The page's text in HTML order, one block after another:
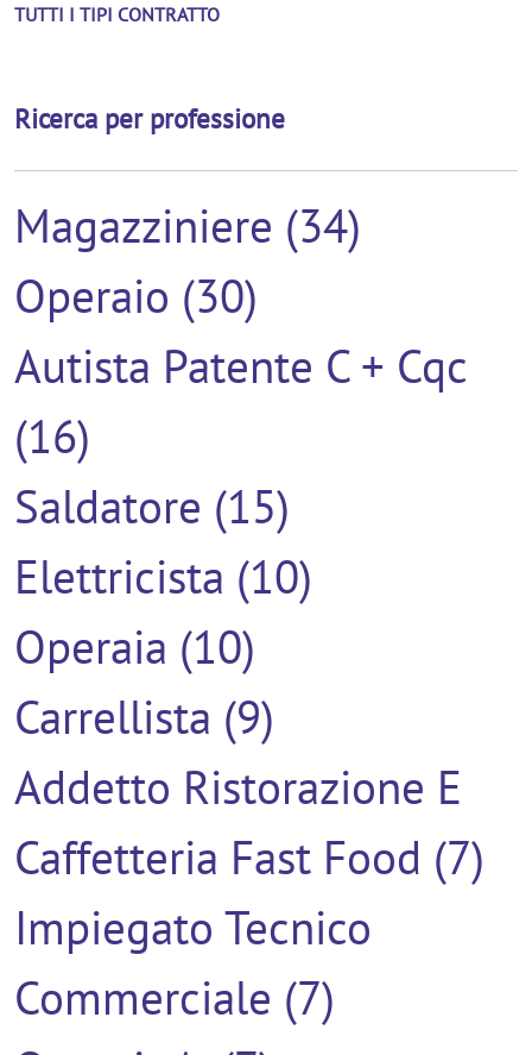
TUTTI I TIPI CONTRATTO
Ricerca per professione
Magazziniere (34)
Operaio (30)
Autista Patente C + Cqc
(16)
Saldatore (15)
Elettricista (10)
Operaia (10)
Carrellista (9)
Addetto Ristorazione E
Caffetteria Fast Food (7)
Impiegato Tecnico
Commerciale (7)